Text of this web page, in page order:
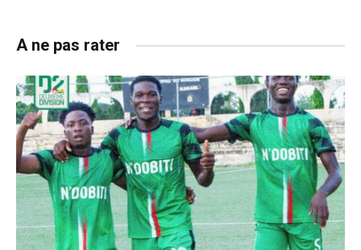
A ne pas rater